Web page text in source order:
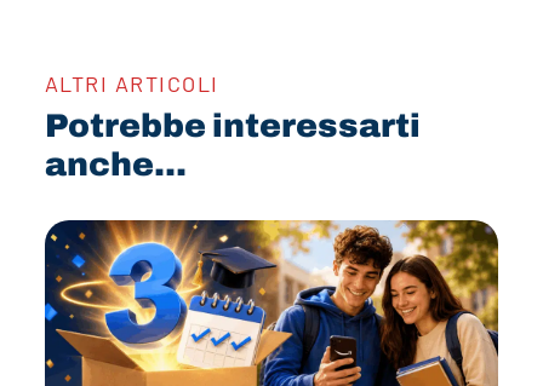
ALTRI ARTICOLI
Potrebbe interessarti
anche...